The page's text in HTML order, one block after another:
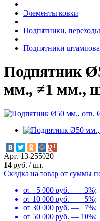
Элементы ковки
Подпятники, переходы
Подпятники
Подпятник
мм., ≠1 мм.,
Арт. 13-255020
14 руб. /шт.
Скидка на товар от суммы
от 5 000 руб. — 3%;
от 10 000 руб. — 5%;
от 30 000 руб. — 7%;
от 50 000 руб. — 10%;